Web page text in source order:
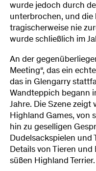
wurde jedoch durch
unterbrochen, und die
tragischerweise nie
wurde schließlich im
An der
Meeting“, das ein
das in Glengarry
Wandteppich begann
Jahre. Die Szene zeigt
Highland Games, von
hin zu geselligen
Dudelsackspielen und
Details von Tieren
süßen Highland Terrier.